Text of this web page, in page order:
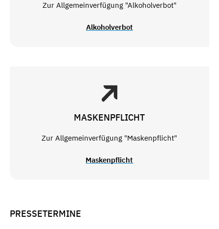
Zur Allgemeinverfügung "Alkoholverbot"
Alkoholverbot
MASKENPFLICHT
Zur Allgemeinverfügung "Maskenpflicht"
Maskenpflicht
PRESSETERMINE